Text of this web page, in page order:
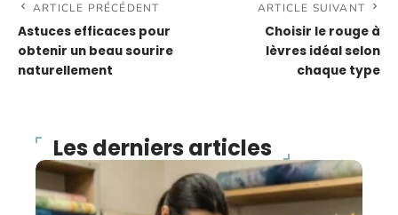
ARTICLE PRÉCÉDENT
Astuces efficaces pour
obtenir un beau sourire
naturellement
ARTICLE SUIVANT
Choisir le rouge à
lèvres idéal selon
chaque type
Les derniers articles